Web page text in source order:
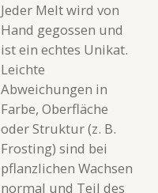
Jeder Melt wird von
Hand gegossen und
ist ein echtes Unikat.
Leichte
Abweichungen in
Farbe, Oberfläche
oder Struktur (z. B.
Frosting) sind bei
pflanzlichen Wachsen
normal und Teil des